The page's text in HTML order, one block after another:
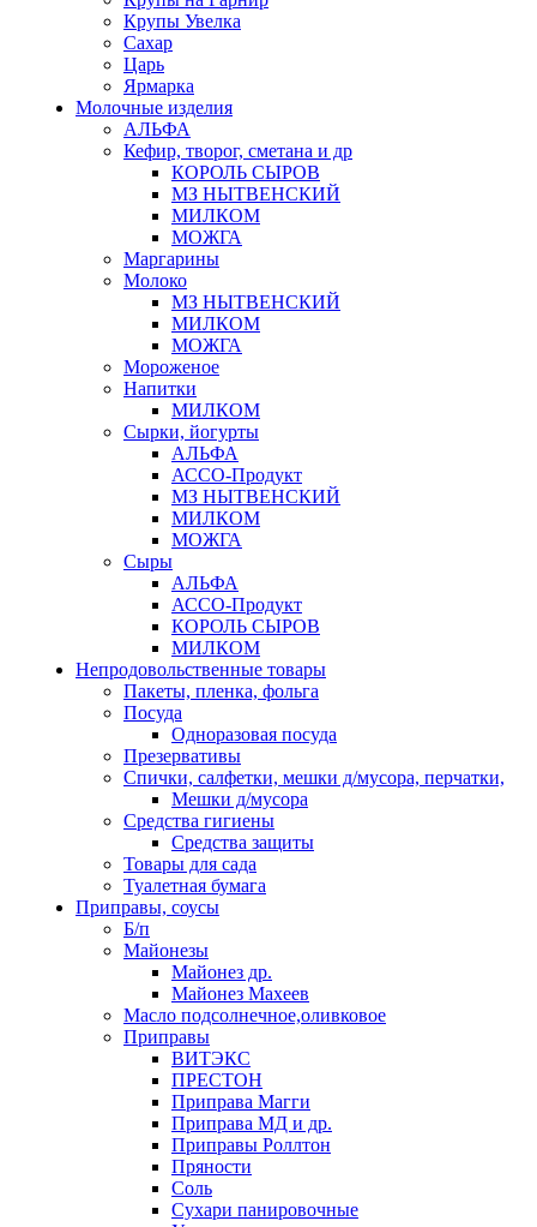
Крупы Увелка
Сахар
Царь
Ярмарка
Молочные изделия
АЛЬФА
Кефир, творог, сметана и др
КОРОЛЬ СЫРОВ
МЗ НЫТВЕНСКИЙ
МИЛКОМ
МОЖГА
Маргарины
Молоко
МЗ НЫТВЕНСКИЙ
МИЛКОМ
МОЖГА
Мороженое
Напитки
МИЛКОМ
Сырки, йогурты
АЛЬФА
АССО-Продукт
МЗ НЫТВЕНСКИЙ
МИЛКОМ
МОЖГА
Сыры
АЛЬФА
АССО-Продукт
КОРОЛЬ СЫРОВ
МИЛКОМ
Непродовольственные товары
Пакеты, пленка, фольга
Посуда
Одноразовая посуда
Презервативы
Спички, салфетки, мешки д/мусора, перчатки,
Мешки д/мусора
Средства гигиены
Средства защиты
Товары для сада
Туалетная бумага
Приправы, соусы
Б/п
Майонезы
Майонез др.
Майонез Махеев
Масло подсолнечное,оливковое
Приправы
ВИТЭКС
ПРЕСТОН
Приправа Магги
Приправа МД и др.
Приправы Роллтон
Пряности
Соль
Сухари панировочные